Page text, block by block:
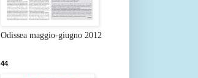
Odissea maggio-giugno 2012
44